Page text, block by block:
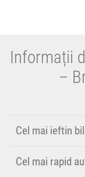
Informații
–
Cel mai ieftin
Cel mai rapid